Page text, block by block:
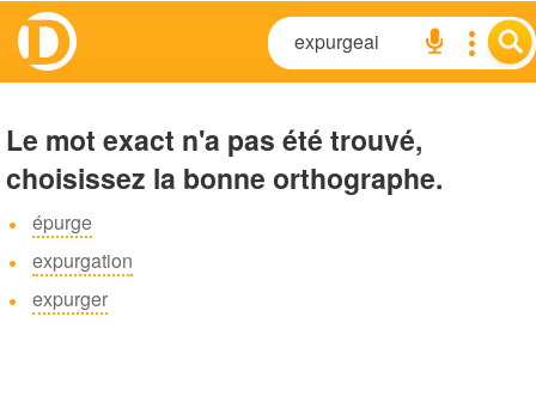
Le mot exact n'a pas été trouvé,
choisissez la bonne orthographe.
épurge
expurgation
expurger